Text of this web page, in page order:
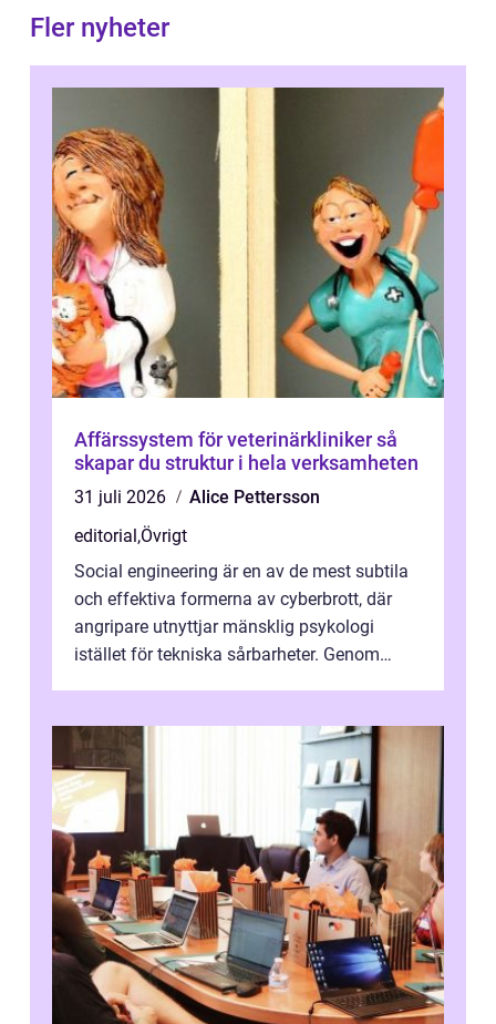
Fler nyheter
Affärssystem för veterinärkliniker så
skapar du struktur i hela verksamheten
31 juli 2026
Alice Pettersson
editorial,Övrigt
Social engineering är en av de mest subtila
och effektiva formerna av cyberbrott, där
angripare utnyttjar mänsklig psykologi
istället för tekniska sårbarheter. Genom